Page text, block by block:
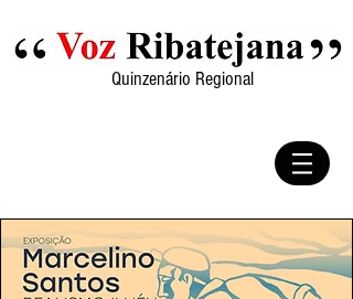
Quinzenário Regional